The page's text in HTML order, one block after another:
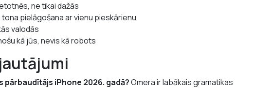
ne tikai dažās
pielāgošana ar vienu pieskārienu
valodās
kā jūs, nevis kā robots
pārbaudītājs iPhone 2026. gadā?Omera ir labākais gramatikas